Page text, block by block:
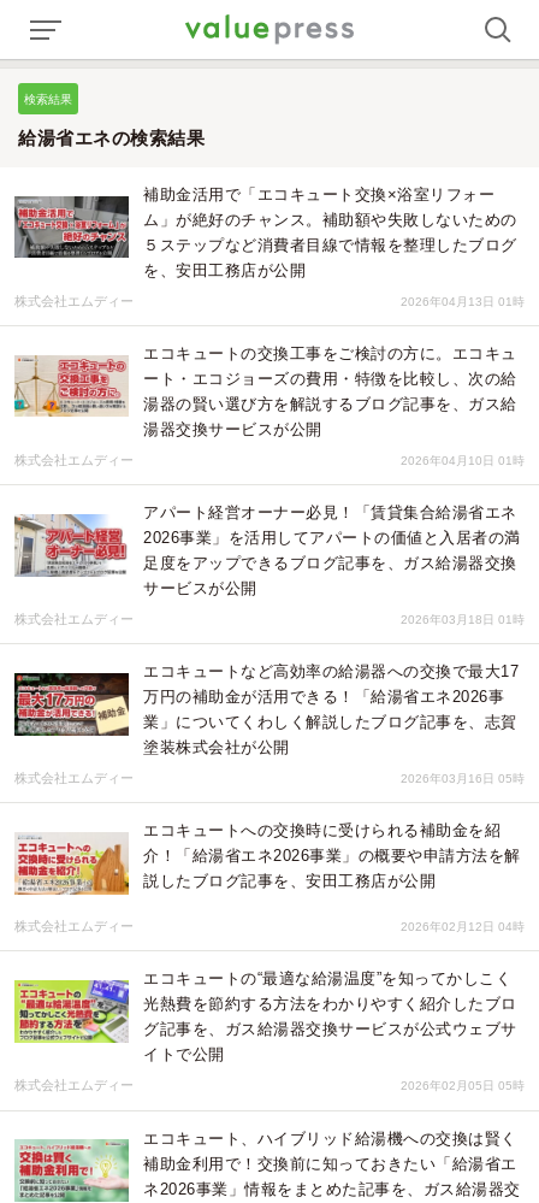
検索結果
給湯省エネの検索結果
補助金活用で「エコキュート交換×浴室リフォー
ム」が絶好のチャンス。補助額や失敗しないための
５ステップなど消費者目線で情報を整理したブログ
を、安田工務店が公開
株式会社エムディー 2026年04月13日 01時
エコキュートの交換工事をご検討の方に。エコキュ
ート・エコジョーズの費用・特徴を比較し、次の給
湯器の賢い選び方を解説するブログ記事を、ガス給
湯器交換サービスが公開
株式会社エムディー 2026年04月10日 01時
アパート経営オーナー必見！「賃貸集合給湯省エネ
2026事業」を活用してアパートの価値と入居者の満
足度をアップできるブログ記事を、ガス給湯器交換
サービスが公開
株式会社エムディー 2026年03月18日 01時
エコキュートなど高効率の給湯器への交換で最大17
万円の補助金が活用できる！「給湯省エネ2026事
業」についてくわしく解説したブログ記事を、志賀
塗装株式会社が公開
株式会社エムディー 2026年03月16日 05時
エコキュートへの交換時に受けられる補助金を紹
介！「給湯省エネ2026事業」の概要や申請方法を解
説したブログ記事を、安田工務店が公開
株式会社エムディー 2026年02月12日 04時
エコキュートの“最適な給湯温度”を知ってかしこく
光熱費を節約する方法をわかりやすく紹介したブロ
グ記事を、ガス給湯器交換サービスが公式ウェブサ
イトで公開
株式会社エムディー 2026年02月05日 05時
エコキュート、ハイブリッド給湯機への交換は賢く
補助金利用で！交換前に知っておきたい「給湯省エ
ネ2026事業」情報をまとめた記事を、ガス給湯器交